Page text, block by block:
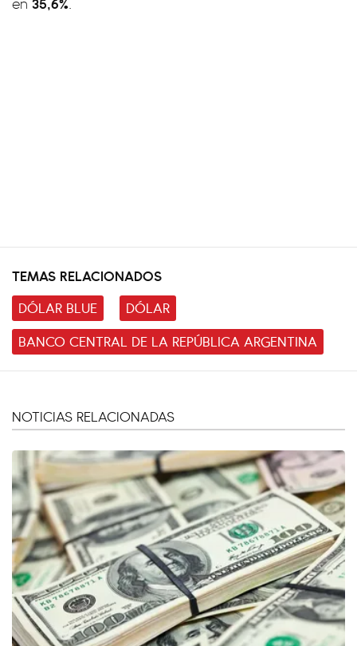
TEMAS RELACIONADOS
DÓLAR BLUE
DÓLAR
BANCO CENTRAL DE LA REPÚBLICA ARGENTINA
NOTICIAS RELACIONADAS